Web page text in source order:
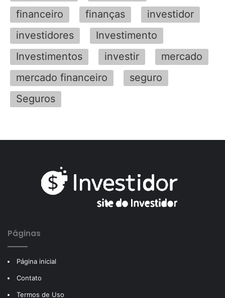
financeiro
finanças
investidor
investidores
Investimento
Investimentos
investir
mercado
mercado financeiro
seguro
Seguros
Páginas
Página inicial
Contato
Termos de Uso